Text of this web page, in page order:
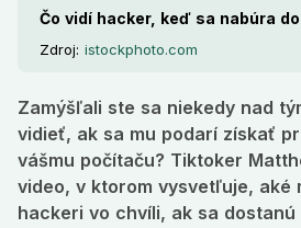
Čo vidí hacker, keď sa nabúra
Zdroj: istockphoto.com
Zamýšľali ste sa niekedy nad
vidieť, ak sa mu podarí získať
vášmu počítaču? Tiktoker
video, v ktorom vysvetľuje, aké
hackeri vo chvíli, ak sa dostanú